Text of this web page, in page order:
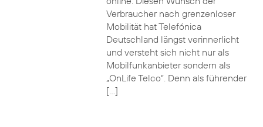
Verbraucher nach grenzenloser
Mobilität hat Telefónica
Deutschland längst verinnerlicht
und versteht sich nicht nur als
Mobilfunkanbieter sondern als
„OnLife Telco“. Denn als führender
[…]